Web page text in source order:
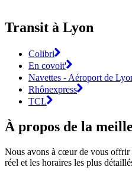
Transit à Lyon
Colibri
En covoit'
Navettes - Aéroport de
Rhônexpress
TCL
À propos de la
Nous avons à cœur de vous offrir
réel et les horaires les plus